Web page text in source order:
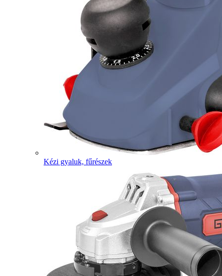
Kézi gyaluk, fűrészek